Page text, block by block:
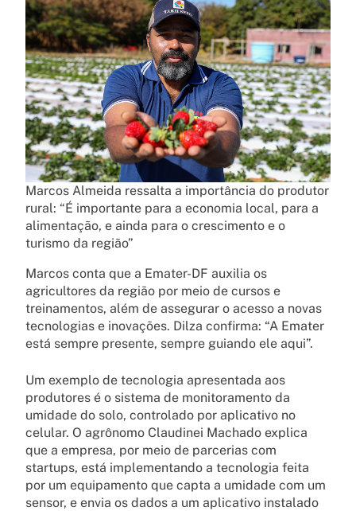
Marcos Almeida ressalta a importância do produtor
rural: “É importante para a economia local, para a
alimentação, e ainda para o crescimento e o
turismo da região”
Marcos conta que a Emater-DF auxilia os
agricultores da região por meio de cursos e
treinamentos, além de assegurar o acesso a novas
tecnologias e inovações. Dilza confirma: “A Emater
está sempre presente, sempre guiando ele aqui”.
Um exemplo de tecnologia apresentada aos
produtores é o sistema de monitoramento da
umidade do solo, controlado por aplicativo no
celular. O agrônomo Claudinei Machado explica
que a empresa, por meio de parcerias com
startups, está implementando a tecnologia feita
por um equipamento que capta a umidade com um
sensor, e envia os dados a um aplicativo instalado